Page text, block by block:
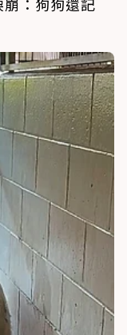
：狗狗還記